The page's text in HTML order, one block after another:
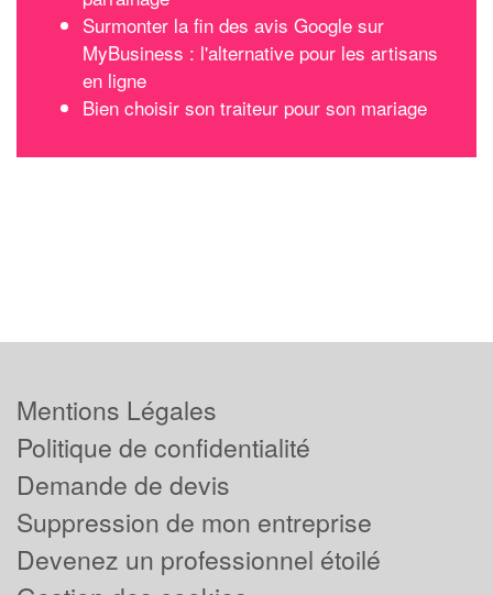
Surmonter la fin des avis Google sur
MyBusiness : l'alternative pour les artisans
en ligne
Bien choisir son traiteur pour son mariage
Mentions Légales
Politique de confidentialité
Demande de devis
Suppression de mon entreprise
Devenez un professionnel étoilé